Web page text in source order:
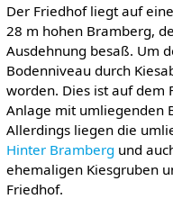
Der Friedhof liegt auf
28 m hohen Bramberg,
Ausdehnung besaß. Um
Bodenniveau durch
worden. Dies ist auf dem
Anlage mit umliegenden
Allerdings liegen die
Hinter Bramberg und
ehemaligen Kiesgruben
Friedhof.